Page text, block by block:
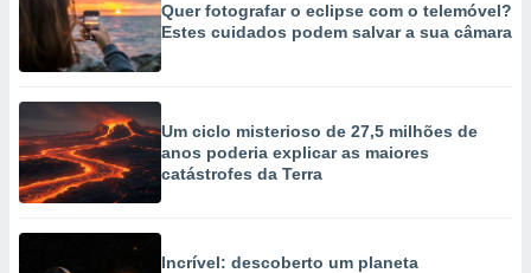
Quer fotografar o eclipse com o telemóvel?
Estes cuidados podem salvar a sua câmara
Um ciclo misterioso de 27,5 milhões de
anos poderia explicar as maiores
catástrofes da Terra
Incrível: descoberto um planeta